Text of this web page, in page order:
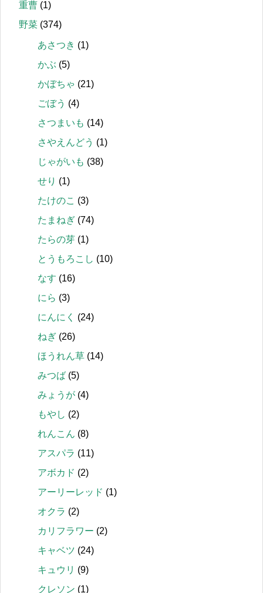
重曹 (1)
野菜 (374)
あさつき (1)
かぶ (5)
かぼちゃ (21)
ごぼう (4)
さつまいも (14)
さやえんどう (1)
じゃがいも (38)
せり (1)
たけのこ (3)
たまねぎ (74)
たらの芽 (1)
とうもろこし (10)
なす (16)
にら (3)
にんにく
(24)
ねぎ (26)
ほうれん草 (14)
みつば (5)
みょうが (4)
もやし (2)
れんこん (8)
アスパラ (11)
アボカド (2)
アーリーレッド (1)
オクラ (2)
カリフラワー (2)
キャベツ (24)
キュウリ (9)
クレソン (1)